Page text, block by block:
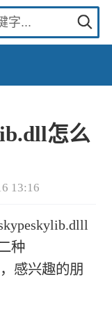
怎么
13:16
种
感兴趣的朋